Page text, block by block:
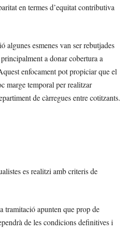
en termes d’equitat contributiva
algunes esmenes van ser rebutjades
a donar cobertura a
enfocament pot propiciar que el
marge temporal per realitzar
de càrregues entre cotitzants.
es realitzi amb criteris de
tramitació apunten que prop de
de les condicions definitives i